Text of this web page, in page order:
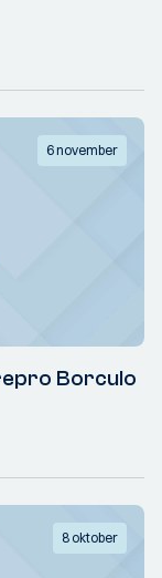
6 november
Borculo
8 oktober